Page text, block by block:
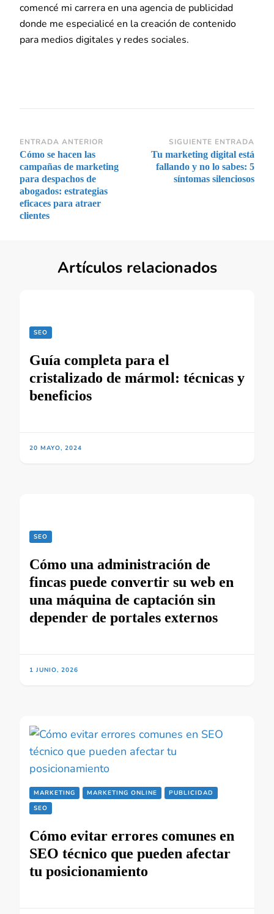
comencé mi carrera en una agencia de publicidad
donde me especialicé en la creación de contenido
para medios digitales y redes sociales.
Navegación
de
entradas
ENTRADA ANTERIOR
Cómo se hacen las
campañas de marketing
para despachos de
abogados: estrategias
eficaces para atraer
clientes
SIGUIENTE ENTRADA
Tu marketing digital está
fallando y no lo sabes: 5
síntomas silenciosos
Artículos relacionados
SEO
Guía completa para el
cristalizado de mármol: técnicas y
beneficios
20 MAYO, 2024
SEO
Cómo una administración de
fincas puede convertir su web en
una máquina de captación sin
depender de portales externos
1 JUNIO, 2026
MARKETING MARKETING ONLINE
PUBLICIDAD
SEO
Cómo evitar errores comunes en
SEO técnico que pueden afectar
tu posicionamiento